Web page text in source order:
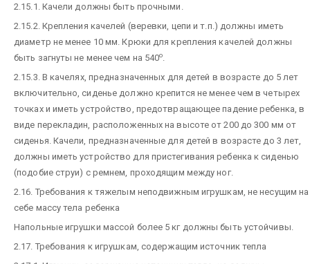
2.15.1. Качели должны быть прочными.
2.15.2. Крепления качелей (веревки, цепи и т.п.) должны иметь
диаметр не менее 10 мм. Крюки для крепления качелей должны
быть загнуты не менее чем на 540о
2.15.3. В качелях, предназначенных для детей в возрасте до 5 лет
включительно, сиденье должно крепится не менее чем в четырех
точках и иметь устройство, предотвращающее падение ребенка, в
виде перекладин, расположенных на высоте от 200 до 300 мм от
сиденья. Качели, предназначенные для детей в возрасте до 3 лет,
должны иметь устройство для пристегивания ребенка к сиденью
(подобие струи) с ремнем, проходящим между ног.
2.16. Требования к тяжелым неподвижным игрушкам, не несущим на
себе массу тела ребенка
Напольные игрушки массой более 5 кг должны быть устойчивы.
2.17. Требования к игрушкам, содержащим источник тепла